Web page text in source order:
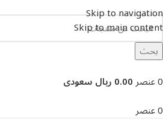
Skip to navigation
Skip to main content
بحث
0عنصر0.00 ريال سعودى
0عنصر